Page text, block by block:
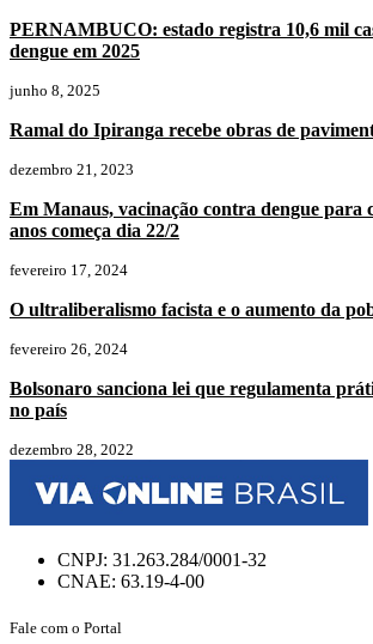
PERNAMBUCO: estado registra 10,6 mil
dengue em 2025
junho 8, 2025
Ramal do Ipiranga recebe obras de
dezembro 21, 2023
Em Manaus, vacinação contra dengue para
anos começa dia 22/2
fevereiro 17, 2024
O ultraliberalismo facista e o aumento da
fevereiro 26, 2024
Bolsonaro sanciona lei que regulamenta
no país
dezembro 28, 2022
CNPJ: 31.263.284/0001-32
CNAE: 63.19-4-00
Fale com o Portal